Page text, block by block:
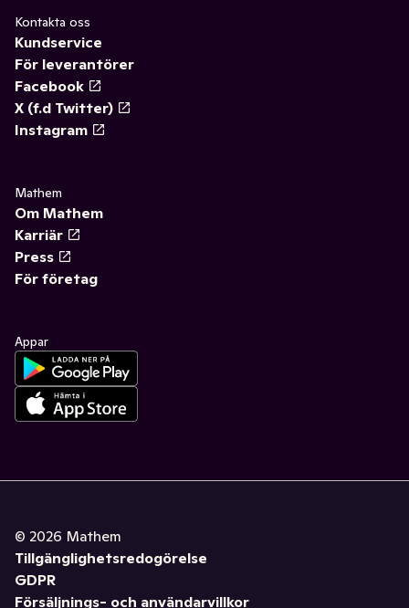
Kontakta oss
Kundservice
För leverantörer
Facebook
X (f.d Twitter)
Instagram
Mathem
Om Mathem
Karriär
Press
För företag
Appar
© 2026 Mathem
Tillgänglighetsredogörelse
GDPR
Försäljnings- och användarvillkor